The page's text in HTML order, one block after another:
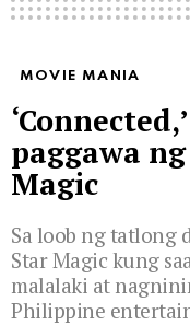
MOVIE MANIA
paggawa
Magic
Sa loob ng tatlong
Star Magic kung
malalaki at
Philippine